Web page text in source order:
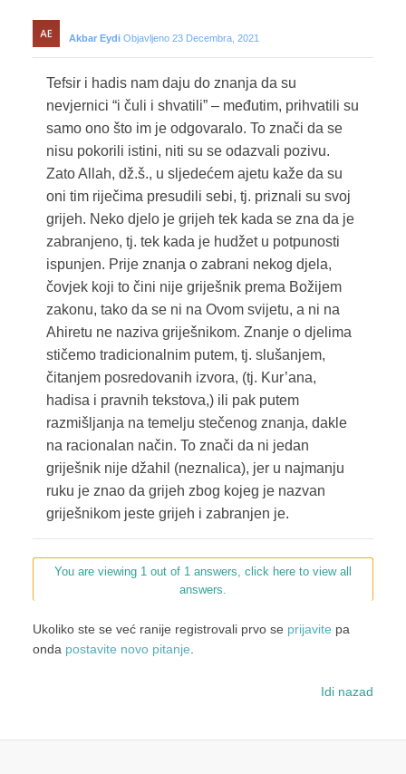
Akbar Eydi Objavljeno 23 Decembra, 2021
Tefsir i hadis nam daju do znanja da su
nevjernici “i čuli i shvatili” – međutim, prihvatili su
samo ono što im je odgovaralo. To znači da se
nisu pokorili istini, niti su se odazvali pozivu.
Zato Allah, dž.š., u sljedećem ajetu kaže da su
oni tim riječima presudili sebi, tj. priznali su svoj
grijeh. Neko djelo je grijeh tek kada se zna da je
zabranjeno, tj. tek kada je hudžet u potpunosti
ispunjen. Prije znanja o zabrani nekog djela,
čovjek koji to čini nije griješnik prema Božijem
zakonu, tako da se ni na Ovom svijetu, a ni na
Ahiretu ne naziva griješnikom. Znanje o djelima
stičemo tradicionalnim putem, tj. slušanjem,
čitanjem posredovanih izvora, (tj. Kur’ana,
hadisa i pravnih tekstova,) ili pak putem
razmišljanja na temelju stečenog znanja, dakle
na racionalan način. To znači da ni jedan
griješnik nije džahil (neznalica), jer u najmanju
ruku je znao da grijeh zbog kojeg je nazvan
griješnikom jeste grijeh i zabranjen je.
You are viewing 1 out of 1 answers, click here to view all
answers.
Ukoliko ste se već ranije registrovali prvo se prijavite pa
onda postavite novo pitanje.
Idi nazad